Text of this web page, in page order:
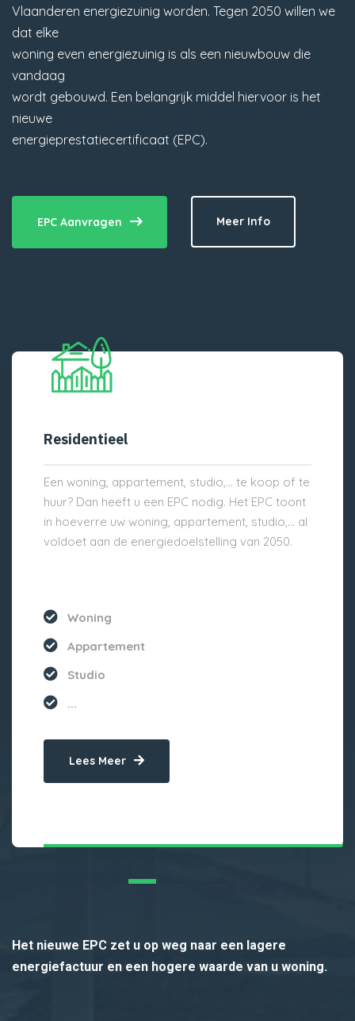
Vlaanderen energiezuinig worden. Tegen 2050 willen we
dat elke
woning even energiezuinig is als een nieuwbouw die
vandaag
wordt gebouwd. Een belangrijk middel hiervoor is het
nieuwe
energieprestatiecertificaat (EPC).
EPC Aanvragen Meer Info
Residentieel
Een woning, appartement, studio,… te koop of te
huur? Dan heeft u een EPC nodig. Het EPC toont
in hoeverre uw woning, appartement, studio,… al
voldoet aan de energiedoelstelling van 2050.
Woning
Appartement
Studio
...
Lees Meer
Het nieuwe EPC zet u op weg naar een lagere
energiefactuur en een hogere waarde van u woning.